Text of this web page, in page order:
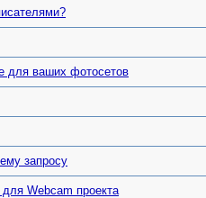
для ваших фотосетов
запросу
Webcam проекта